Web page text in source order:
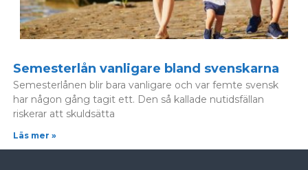
Semesterlån vanligare bland svenskarna
Semesterlånen blir bara vanligare och var femte svensk
har någon gång tagit ett. Den så kallade nutidsfällan
riskerar att skuldsätta
Läs mer »